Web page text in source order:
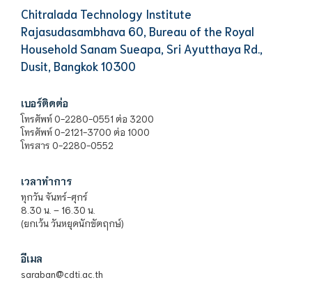
Chitralada Technology Institute
Rajasudasambhava 60, Bureau of the Royal
Household Sanam Sueapa, Sri Ayutthaya Rd.,
Dusit, Bangkok 10300
เบอร์ติดต่อ
โทรศัพท์ 0-2280-0551 ต่อ 3200
โทรศัพท์ 0-2121-3700 ต่อ 1000
โทรสาร 0-2280-0552
เวลาทำการ
ทุกวัน จันทร์-ศุกร์
8.30 น. – 16.30 น.
(ยกเว้น วันหยุดนักขัตฤกษ์)
อีเมล
saraban@cdti.ac.th